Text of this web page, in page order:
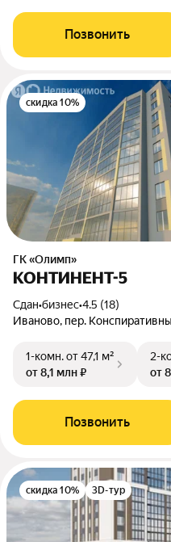
Позвонить
скидка 10%
ГК «Олимп»
КОНТИНЕНТ-5
Сдан•бизнес•4.5 (18)
Иваново, пер.
1-комн.от 47,1 м²
от 8,1 млн ₽
2-
от
Позвонить
скидка 10% 3D-тур